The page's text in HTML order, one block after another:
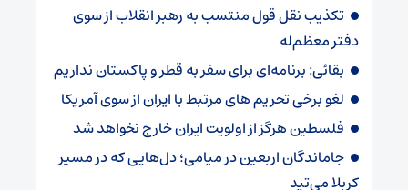
تکذیب نقل قول منتسب به رهبر انقلاب از سوی
دفتر معظم‌له
بقائی: برنامه‌ای برای سفر به قطر و پاکستان نداریم
لغو برخی تحریم های مرتبط با ایران از سوی آمریکا
فلسطین هرگز از اولویت ایران خارج نخواهد شد
جاماندگان اربعین در میامی؛ دل‌هایی که در مسیر
کربلا می‌تپد